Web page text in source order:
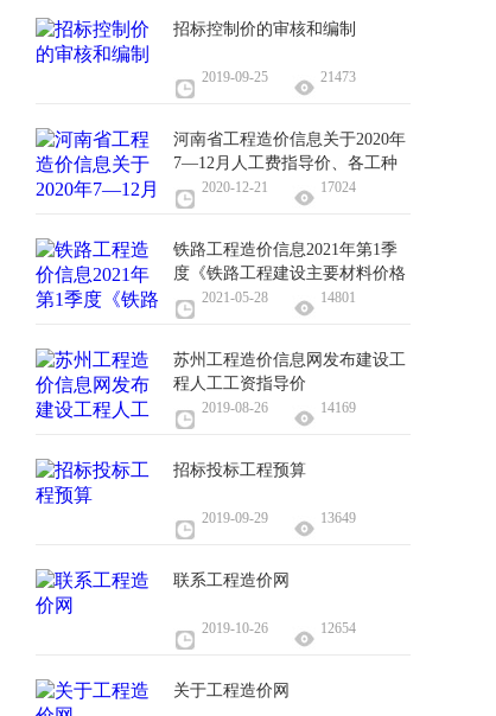
招标控制价的审核和编制
2019-09-25 21473
河南省工程造价信息关于2020年
7—12月人工费指导价、各工种
信息价、实物工程量人工成本信
息价
2020-12-21 17024
铁路工程造价信息2021年第1季
度《铁路工程建设主要材料价格
信息》2021-05-28 14801
苏州工程造价信息网发布建设工
程人工工资指导价
2019-08-26 14169
招标投标工程预算
2019-09-29 13649
联系工程造价网
2019-10-26 12654
关于工程造价网